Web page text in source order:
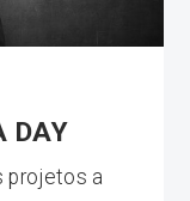
DAY
projetos a